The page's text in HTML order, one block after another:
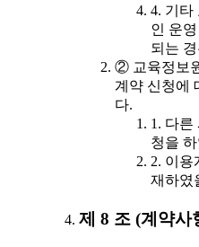
4. 기타
인 운
되는
② 교육정보
계약 신청에
다.
1. 다른
청을
2. 이용
재하였
제 8 조 (계약사